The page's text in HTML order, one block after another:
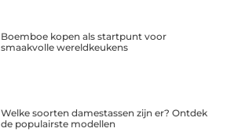
Boemboe kopen als startpunt voor
smaakvolle wereldkeukens
Welke soorten damestassen zijn er? Ontdek
de populairste modellen